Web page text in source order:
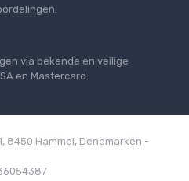
via bekende en veilige
en Mastercard.
8450 Hammel, Denemarken -